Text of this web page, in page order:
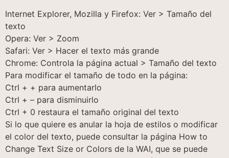
Internet Explorer, Mozilla y Firefox: Ver > Tamaño del
texto
Opera: Ver > Zoom
Safari: Ver > Hacer el texto más grande
Chrome: Controla la página actual > Tamaño del texto
Para modificar el tamaño de todo en la página:
Ctrl + + para aumentarlo
Ctrl + – para disminuirlo
Ctrl + 0 restaura el tamaño original del texto
Si lo que quiere es anular la hoja de estilos o modificar
el color del texto, puede consultar la página How to
Change Text Size or Colors de la WAI, que se puede